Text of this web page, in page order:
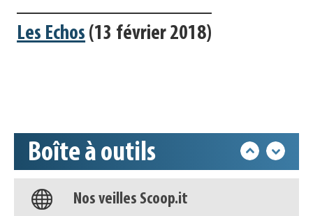
Les Echos (13 février 2018)
Boîte à outils
Appels à projets
Base documentaire
Nos veilles Scoop.it